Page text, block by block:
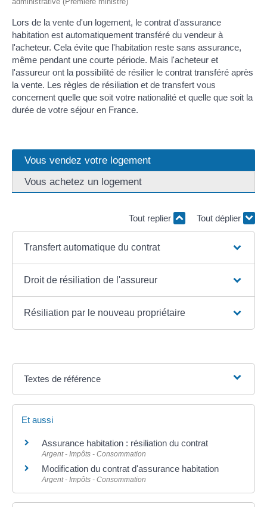
Lors de la vente d'un logement, le contrat d'assurance
habitation est automatiquement transféré du vendeur à
l'acheteur. Cela évite que l'habitation reste sans assurance,
même pendant une courte période. Mais l'acheteur et
l'assureur ont la possibilité de résilier le contrat transféré après
la vente. Les règles de résiliation et de transfert vous
concernent quelle que soit votre nationalité et quelle que soit la
durée de votre séjour en France.
Vous vendez votre logement
Vous achetez un logement
Tout replier Tout déplier
Transfert automatique du contrat
Droit de résiliation de l'assureur
Résiliation par le nouveau propriétaire
Textes de référence
Et aussi
Assurance habitation : résiliation du contrat
Argent - Impôts - Consommation
Modification du contrat d'assurance habitation
Argent - Impôts - Consommation